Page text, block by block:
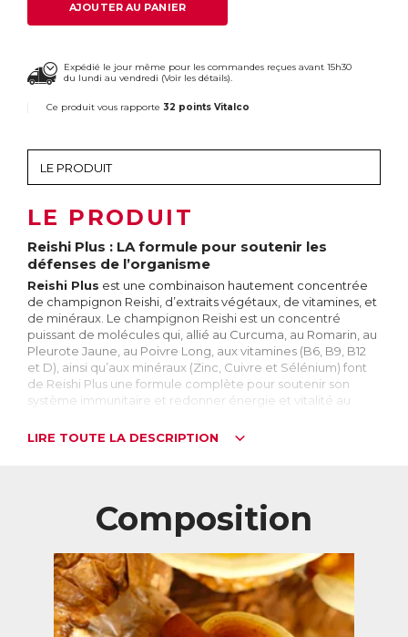
AJOUTER AU PANIER
Expédié le jour même pour les commandes reçues avant 15h30
du lundi au vendredi (Voir les détails).
Ce produit vous rapporte 32 points Vitalco
LE PRODUIT
Reishi Plus : LA formule pour soutenir les
défenses de l’organisme
Reishi Plus est une combinaison hautement concentrée
de champignon Reishi, d’extraits végétaux, de vitamines, et
de minéraux. Le champignon Reishi est un concentré
puissant de molécules qui, allié au Curcuma, au Romarin, au
Pleurote Jaune, au Poivre Long, aux vitamines (B6, B9, B12
et D), ainsi qu’aux minéraux (Zinc, Cuivre et Sélénium) font
de Reishi Plus une formule complète pour soutenir son
système immunitaire et redonner énergie et vitalité au
leurs défenses immunitaires ou qui veulent prévenir un
affaiblissement de celui-ci.
Reishi : un éventail de bénéfices
Grace à ses nombreux bienfaits pour la santé, le Reishi aussi
appeléGanoderma Lucidum, ou Lingzhi, figure parmi les
champignons les plus convoités et les plus consommés.
LIRE TOUTE LA DESCRIPTION
Composition